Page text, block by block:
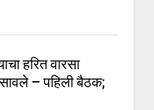
हरित वारसा
– पहिली बैठक;